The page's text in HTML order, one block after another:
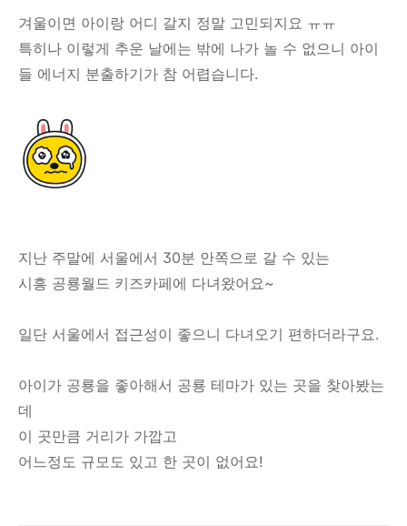
겨울이면 아이랑 어디 갈지 정말 고민되지요 ㅠㅠ
특히나 이렇게 추운 날에는 밖에 나가 놀 수 없으니 아이
들 에너지 분출하기가 참 어렵습니다.
지난 주말에 서울에서 30분 안쪽으로 갈 수 있는
시흥 공룡월드 키즈카페에 다녀왔어요~
일단 서울에서 접근성이 좋으니 다녀오기 편하더라구요.
아이가 공룡을 좋아해서 공룡 테마가 있는 곳을 찾아봤는
데
이 곳만큼 거리가 가깝고
어느정도 규모도 있고 한 곳이 없어요!